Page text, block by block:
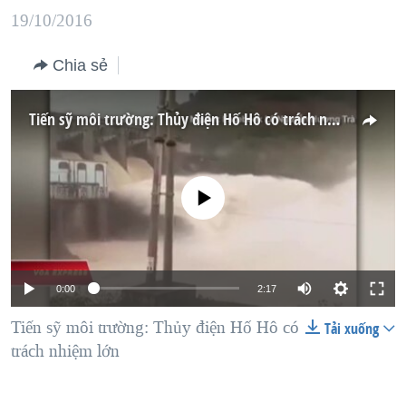
chính
hướng
chính
DIỄN ĐÀN
TỰ DO BÁO CHÍ
VẠCH TRẦN TIN GIẢ
NGƯỜI VIỆT HẢI NGOẠI
KINH TẾ
KHOA HỌC
SỨC KHOẺ
VĂN HOÁ
CHUYÊN ĐỀ
CHIẾN TRANH THƯƠNG MẠI CỦA MỸ: QUÁ KHỨ VÀ HIỆN
TẠI
HÀNH TRÌNH BẦU CỬ 2024
MỘT NĂM CHIẾN TRANH TẠI DẢI GAZA
GIẢI MÃ VÀNH ĐAI & CON ĐƯỜNG
TRỊNH VĨNH BÌNH - NGƯỜI HẠ 'BÊN THẮNG CUỘC'
HỌC TIẾNG ANH
VIDEO
MẠNG XÃ HỘI
Ngôn ngữ khác
19/10/2016
Chia sẻ
Tiến sỹ môi trường: Thủy điện Hố Hô có trách nhiệm lớn
No media source currently available
0:00 2:17
Tải xuống
Tiến sỹ môi trường: Thủy điện Hố Hô có
trách nhiệm lớn